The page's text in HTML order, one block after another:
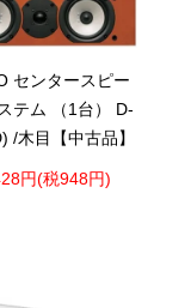
センタースピー
テム （1台） D-
/木目【中古品】
円(税948円)